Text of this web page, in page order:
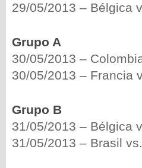
29/05/2013 – Bélgica
Grupo A
30/05/2013 –
30/05/2013 – Francia
Grupo B
31/05/2013 – Bélgica
31/05/2013 – Brasil